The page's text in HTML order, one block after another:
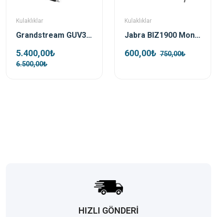
Kulaklıklar
Grandstream GUV3005 Çift taraflı HD USB Kulaklık
5.400,00₺
6.500,00₺
Kulaklıklar
Jabra BIZ1900 Mono Nc Tek Taraflı Kulaklık
600,00₺ 750,00₺
HIZLI GÖNDERİ